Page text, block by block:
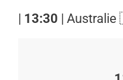
13:30 |